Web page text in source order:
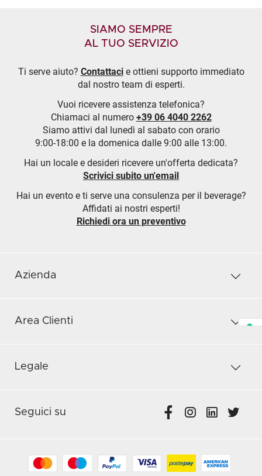
SIAMO SEMPRE
AL TUO SERVIZIO
Ti serve aiuto? Contattacie ottieni supporto immediato
dal nostro team di esperti.
Vuoi ricevere assistenza telefonica?
Chiamaci al numero +39 06 4040 2262
Siamo attivi dal lunedì al sabato con orario
9:00-18:00 e la domenica dalle 9:00 alle 13:00.
Hai un locale e desideri ricevere un'offerta dedicata?
Scrivici subito un'email
Hai un evento e ti serve una consulenza per il beverage?
Affidati ai nostri esperti!
Richiedi ora un preventivo
Azienda
Area Clienti
Legale
Seguici su